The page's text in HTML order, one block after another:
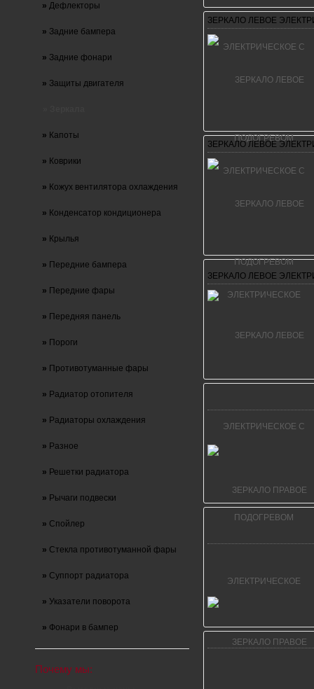
ЗЕРКАЛО ЛЕВОЕ
ЗЕРКАЛО ЛЕВОЕ
ЗЕРКАЛО ЛЕВОЕ
» Дефлекторы
» Задние бампера
» Задние фонари
» Защиты двигателя
» Капоты
» Коврики
» Кожух вентилятора охлаждения
» Конденсатор кондиционера
» Крылья
» Передние бампера
» Передние фары
» Передняя панель
» Пороги
» Противотуманные фары
» Радиатор отопителя
» Радиаторы охлаждения
» Разное
» Решетки радиатора
» Рычаги подвески
» Спойлер
» Стекла противотуманной фары
» Суппорт радиатора
» Указатели поворота
» Фонари в бампер
Почему мы: